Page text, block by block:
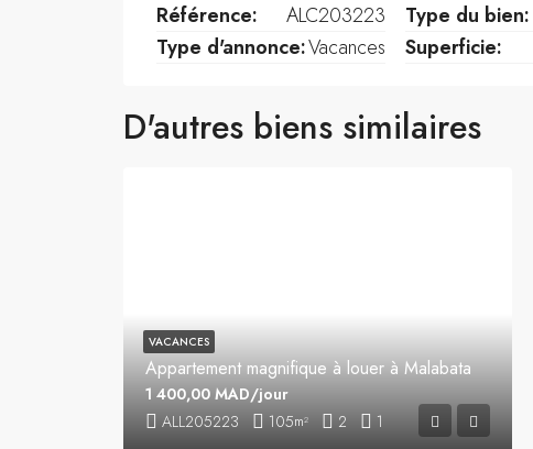
Référence:
ALC203223
Type d'annonce:Vacances
Type du bien:
Superficie:
D'autres biens similaires
Appartement magnifique à louer à Malabata
ALL205223 105m² 2 1
1 400,00 MAD/jour
VACANCES